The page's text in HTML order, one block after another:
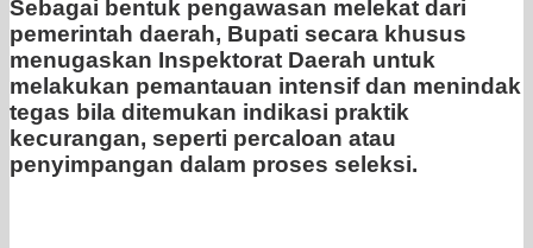
Sebagai bentuk pengawasan melekat dari
pemerintah daerah, Bupati secara khusus
menugaskan Inspektorat Daerah untuk
melakukan pemantauan intensif dan menindak
tegas bila ditemukan indikasi praktik
kecurangan, seperti percaloan atau
penyimpangan dalam proses seleksi.